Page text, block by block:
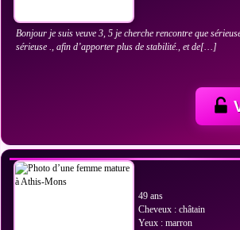
Bonjour je suis veuve 3, 5 je cherche rencontre que
sérieuse ., afin d’apporter plus de stabilité., et de[…]
49 ans
Cheveux : châtain
Yeux : marron